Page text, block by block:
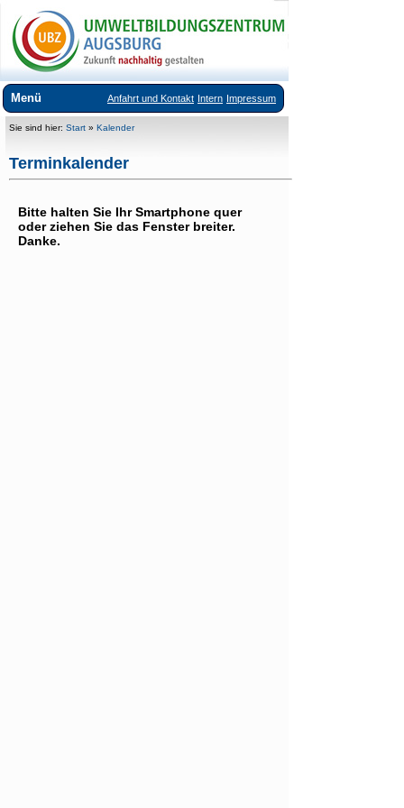
Anfahrt und Kontakt Intern Impressum
Menü
Über uns
Veranstaltungsangebote
Vermietung Seminarräume
Sie sind hier: Start » Kalender
Terminkalender
Bitte halten Sie Ihr Smartphone quer
oder ziehen Sie das Fenster breiter.
Danke.